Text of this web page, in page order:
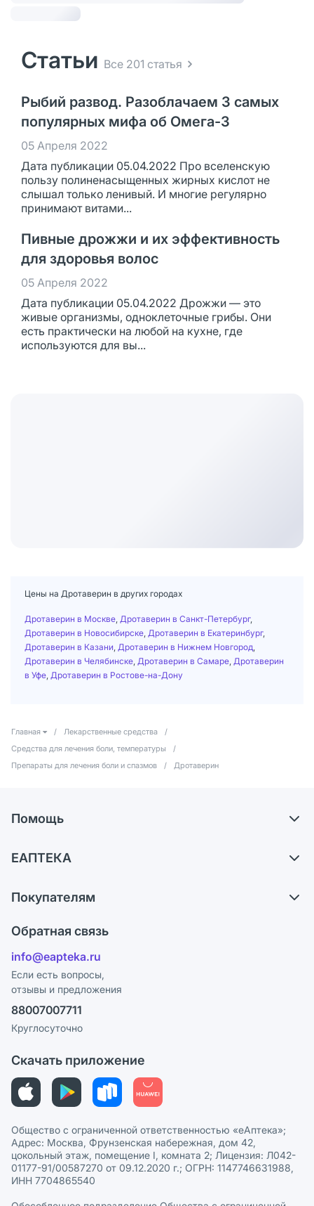
Статьи Все 201 статья
Рыбий развод. Разоблачаем 3 самых
популярных мифа об Омега-3
05 Апреля 2022
Дата публикации 05.04.2022 Про вселенскую
пользу полиненасыщенных жирных кислот не
слышал только ленивый. И многие регулярно
принимают витами...
Пивные дрожжи и их эффективность
для здоровья волос
05 Апреля 2022
Дата публикации 05.04.2022 Дрожжи — это
живые организмы, одноклеточные грибы. Они
есть практически на любой на кухне, где
используются для вы...
Цены на Дротаверин в других городах
Дротаверин в Москве Дротаверин в Санкт-Петербург,
Дротаверин в Новосибирске Дротаверин в Екатеринбург,
Дротаверин в Казани Дротаверин в Нижнем Новгород
Дротаверин в Челябинске Дротаверин в Самаре Дротаверин
в Уфе Дротаверин в Ростове-на-Дону
Главная / Лекарственные средства
/
Средства для лечения боли, температуры
/
Препараты для лечения боли и спазмов
/ Дротаверин
Помощь
Обмен и возврат
Блог
ЕАПТЕКА
Карьера
Поставщики
Лицензия
Реклама на сайте
Ваши товары на ЕАПТЕКЕ
Покупателям
Программа СберСпасибо
Политика конфиденциальности
Пользовательское соглашение
Политика рекомендаций
Этика и соответствие
Политика в отношении обработки персональных данных
Обратная связь
info@eapteka.ru
Если есть вопросы,
отзывы и предложения
88007007711
Круглосуточно
Скачать приложение
Общество с ограниченной ответственностью «еАптека»;
Адрес: Москва, Фрунзенская набережная, дом 42,
цокольный этаж, помещение I, комната 2; Лицензия: Л042-
01177-91/00587270 от 09.12.2020 г.; ОГРН: 1147746631988,
ИНН 7704865540